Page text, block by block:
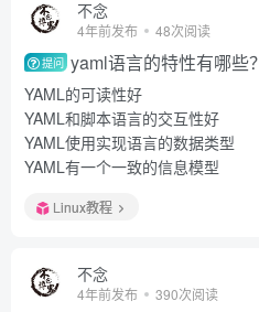
不念
4年前发布 48次阅读
提问 yaml语言的特性有哪些？
YAML的可读性好
YAML和脚本语言的交互性好
YAML使用实现语言的数据类型
YAML有一个一致的信息模型
Linux教程
不念
4年前发布 390次阅读